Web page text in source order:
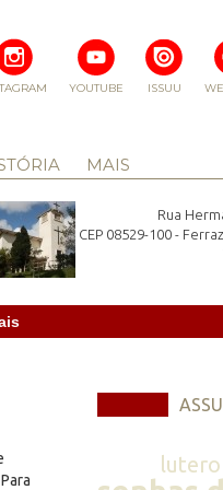
ISSUU
YOUTUBE
MAIS
Rua
CEP 08529-100 -
lutero